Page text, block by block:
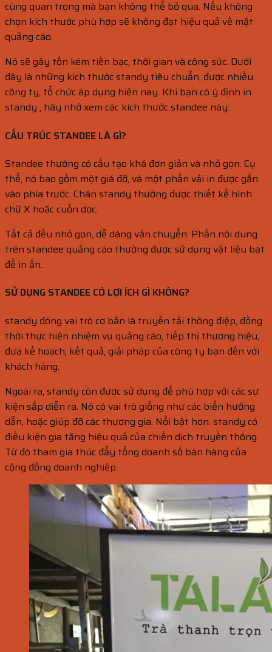
cùng quan trọng mà bạn không thể bỏ qua. Nếu không
chọn kích thước phù hợp sẽ không đạt hiệu quả về mặt
quảng cáo.
Nó sẽ gây tốn kém tiền bạc, thời gian và công sức. Dưới
đây là những kích thước standy tiêu chuẩn, được nhiều
công ty, tổ chức áp dụng hiện nay. Khi bạn có ý định in
standy , hãy nhớ xem các kích thước standee này:
CẤU TRÚC STANDEE LÀ GÌ?
Standee thường có cấu tạo khá đơn giản và nhỏ gọn. Cụ
thể, nó bao gồm một giá đỡ, và một phần vải in được gắn
vào phía trước. Chân standy thường được thiết kế hình
chữ X hoặc cuốn dọc.
Tất cả đều nhỏ gọn, dễ dàng vận chuyển. Phần nội dung
trên standee quảng cáo thường được sử dụng vật liệu bạt
để in ấn.
SỬ DỤNG STANDEE CÓ LỢI ÍCH GÌ KHÔNG?
standy đóng vai trò cơ bản là truyền tải thông điệp, đồng
thời thực hiện nhiệm vụ quảng cáo, tiếp thị thương hiệu,
đưa kế hoạch, kết quả, giải pháp của công ty bạn đến với
khách hàng.
Ngoài ra, standy còn được sử dụng để phù hợp với các sự
kiện sắp diễn ra. Nó có vai trò giống như các biển hướng
dẫn, hoặc giúp đỡ các thương gia. Nổi bật hơn. standy có
điều kiện gia tăng hiệu quả của chiến dịch truyền thông.
Từ đó tham gia thúc đẩy tổng doanh số bán hàng của
cộng đồng doanh nghiệp.